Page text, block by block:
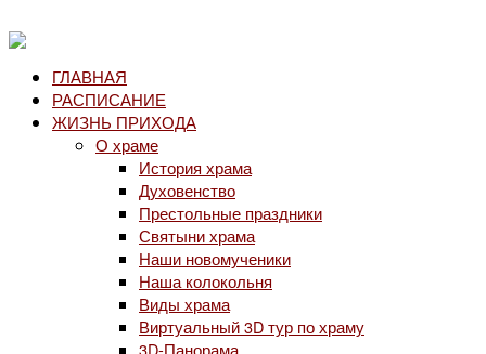
ГЛАВНАЯ
РАСПИСАНИЕ
ЖИЗНЬ ПРИХОДА
О храме
История храма
Духовенство
Престольные праздники
Святыни храма
Наши новомученики
Наша колокольня
Виды храма
Виртуальный 3D тур по храму
3D-Панорама